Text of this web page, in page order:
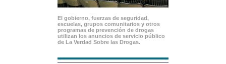
El gobierno, fuerzas de seguridad,
escuelas, grupos comunitarios y otros
programas de prevención de drogas
utilizan los anuncios de servicio público
de La Verdad Sobre las Drogas.